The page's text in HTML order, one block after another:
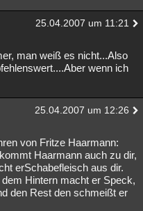
25.04.2007 um 11:21
man weiß es nicht...Also
wenn ich
25.04.2007 um 12:26
von Fritze Haarmann:
Haarmann auch zu dir,
erSchabefleisch aus dir.
Hintern macht er Speck,
den Rest den schmeißt er